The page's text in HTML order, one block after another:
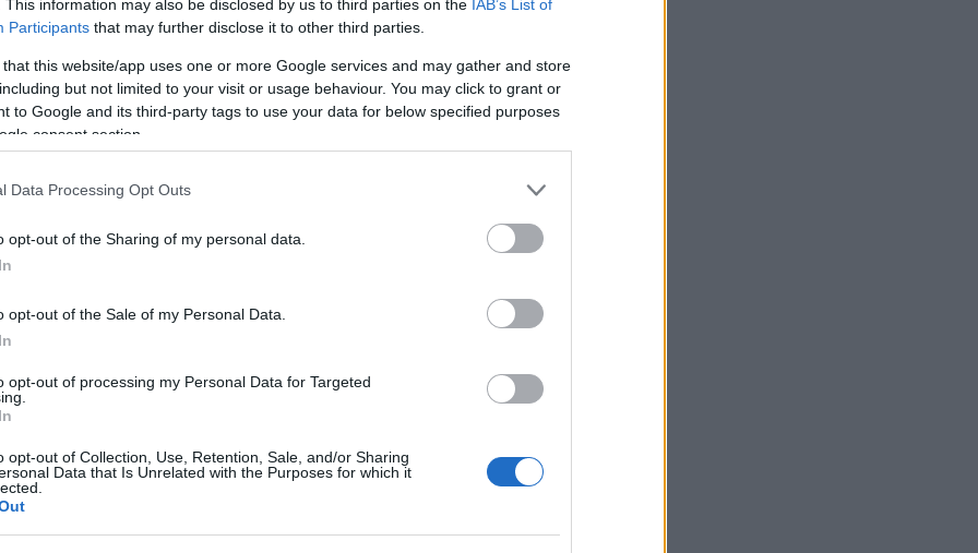
This information may also be disclosed by us to third parties on the IAB’s List of
Participants that may further disclose it to other third parties.
that this website/app uses one or more Google services and may gather and store
but not limited to your visit or usage behaviour. You may click to grant or
to Google and its third-party tags to use your data for below specified purposes
consent section.
Data Processing Opt Outs
opt-out of the Sharing of my personal data.
opt-out of the Sale of my Personal Data.
opt-out of processing my Personal Data for Targeted
opt-out of Collection, Use, Retention, Sale, and/or Sharing
Data that Is Unrelated with the Purposes for which it
ενίσχυση των ΠΠΣ, στο πλαίσιο της
της δημόσιας εκπαίδευσης όλων των
τους αποφοίτους με τίτλους
από χώρες της ΕΕ και τρίτες χώρες. Η
τη δυνατότητα αναγνώρισης της
σπουδών τριτοβάθμιας εκπαίδευσης
χωρών. Περαιτέρω, διατηρεί τη δυνατότητα
σύμφωνα με την Οδηγία
στην ελληνική έννομη τάξη με το Π.Δ.
διαδικαστικά, τη διεκπεραίωση των
οι μεγάλες χρονικές καθυστερήσεις που
του ΣΑΕΠ, κρατούν παγιδευμένους
ευθέως ζητήματα συμβατότητας του
που απορρέουν για τα κράτη-μέλη